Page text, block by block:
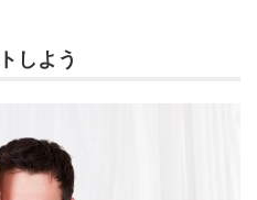
しよう